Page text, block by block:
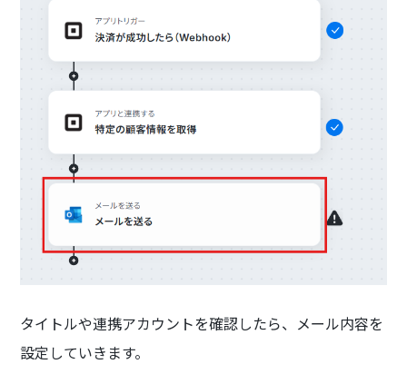
タイトルや連携アカウントを確認したら、メール内容を
設定していきます。